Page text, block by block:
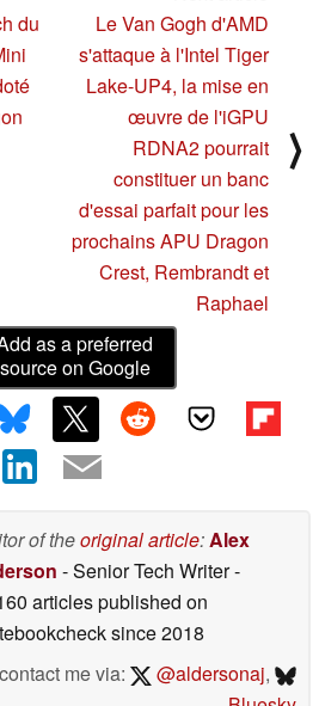
du
Le Van Gogh d'AMD
s'attaque à l'Intel Tiger
Lake-UP4, la mise en
œuvre de l'iGPU
RDNA2 pourrait
constituer un banc
d'essai parfait pour les
prochains APU Dragon
Crest, Rembrandt et
Raphael
⟩
as a preferred
source on Google
of theoriginal article:Alex
- Senior Tech Writer-
articles published on
since 2018
contact me via:
@aldersonaj,